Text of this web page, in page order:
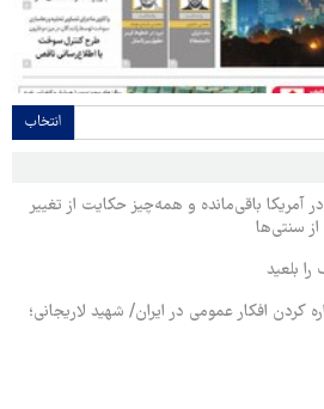
انتخاب
در آمریکا باقی‌مانده و همه‌چیز حکایت از تغییر
از سنتی‌ها
بلعید
کردن افکار عمومی در ایران/ شهید لاریجانی؛